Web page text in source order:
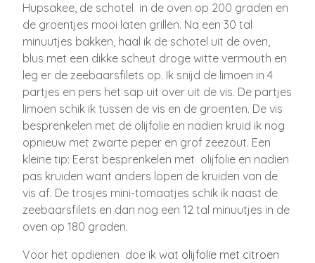
Hupsakee, de schotel in de oven op 200 graden en
de groentjes mooi laten grillen. Na een 30 tal
minuutjes bakken, haal ik de schotel uit de oven,
blus met een dikke scheut droge witte vermouth en
leg er de zeebaarsfilets op. Ik snijd de limoen in 4
partjes en pers het sap uit over uit de vis. De partjes
limoen schik ik tussen de vis en de groenten. De vis
besprenkelen met de olijfolie en nadien kruid ik nog
opnieuw met zwarte peper en grof zeezout. Een
kleine tip: Eerst besprenkelen met olijfolie en nadien
pas kruiden want anders lopen de kruiden van de
vis af. De trosjes mini-tomaatjes schik ik naast de
zeebaarsfilets en dan nog een 12 tal minuutjes in de
oven op 180 graden.
Voor het opdienen doe ik wat olijfolie met citroen